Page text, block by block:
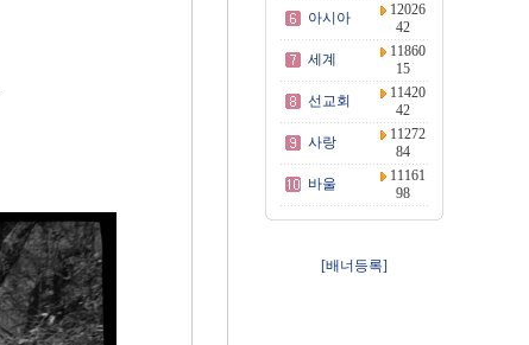
아시아
12026
42
세계
11860
15
선교회
11420
42
사랑
11272
84
바울
11161
98
[배너등록]